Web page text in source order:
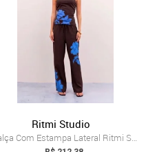
Ritmi Studio
Calça Com Estampa Lateral Ritmi Studio Marrom